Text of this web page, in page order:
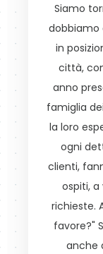
Siamo
dobbiamo
in
città,
anno
famiglia
la loro
ogni
clienti,
ospiti,
richieste.
favore?"
anche